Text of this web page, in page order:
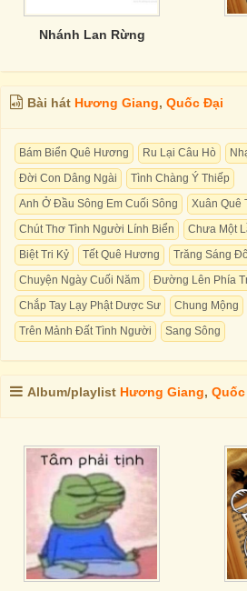
Nhánh Lan Rừng
Bài hát Hương Giang, Quốc Đại
Bám Biển Quê Hương Ru Lại Câu Hò
Đời Con Dâng Ngài
Tình Chàng Ý Thiếp
Anh Ở Đầu Sông Em Cuối Sông
Xuân Quê
Chút Thơ Tình Người Lính Biển
Chưa Một
Biệt Tri Kỷ
Tết Quê Hương
Trăng Sáng
Chuyện Ngày Cuối Năm
Đường Lên Phía
Chắp Tay Lạy Phật Dược Sư
Chung Mộng
Trên Mảnh Đất Tình Người
Sang Sông
Album/playlist Hương Giang,